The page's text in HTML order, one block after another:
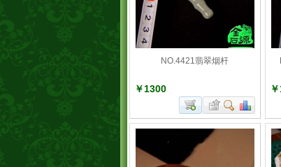
NO.4421翡翠烟杆
￥1300